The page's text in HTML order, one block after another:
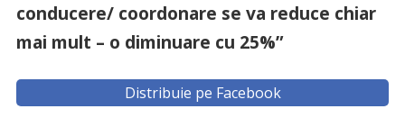
conducere/ coordonare se va reduce chiar
mai mult – o diminuare cu 25%”
Distribuie pe Facebook